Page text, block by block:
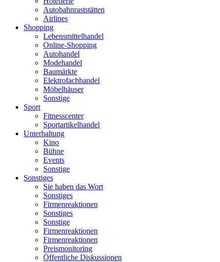
Autobahnraststätten
Airlines
Shopping
Lebensmittelhandel
Online-Shopping
Autohandel
Modehandel
Baumärkte
Elektrofachhandel
Möbelhäuser
Sonstige
Sport
Fitnesscenter
Sportartikelhandel
Unterhaltung
Kino
Bühne
Events
Sonstige
Sonstiges
Sie haben das Wort
Sonstiges
Firmenreaktionen
Sonstiges
Sonstige
Firmenreaktionen
Firmenreaktionen
Preismonitoring
Öffentliche Diskussionen